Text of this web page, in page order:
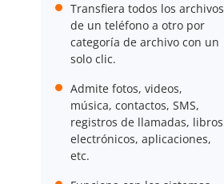
Transfiera todos los archivos
de un teléfono a otro por
categoría de archivo con un
solo clic.
Admite fotos, videos,
música, contactos, SMS,
registros de llamadas, libros
electrónicos, aplicaciones,
etc.